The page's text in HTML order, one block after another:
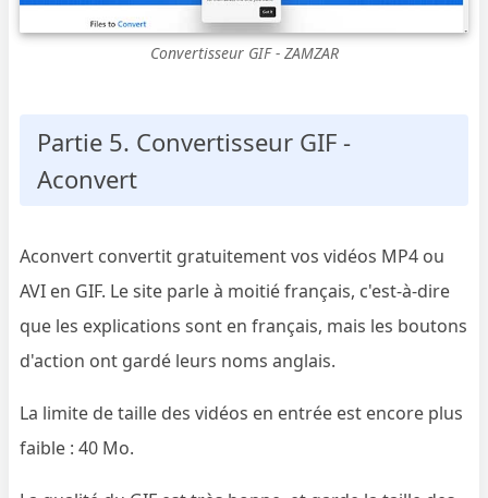
Convertisseur GIF - ZAMZAR
Partie 5. Convertisseur GIF -
Aconvert
Aconvert convertit gratuitement vos vidéos MP4 ou
AVI en GIF. Le site parle à moitié français, c'est-à-dire
que les explications sont en français, mais les boutons
d'action ont gardé leurs noms anglais.
La limite de taille des vidéos en entrée est encore plus
faible : 40 Mo.